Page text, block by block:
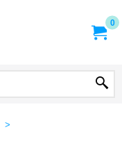
0
>